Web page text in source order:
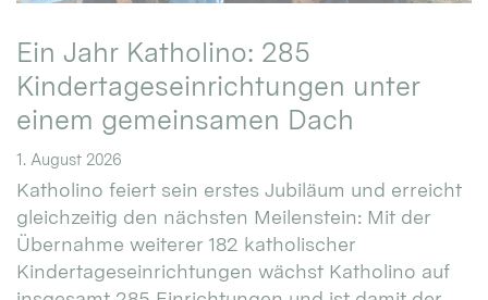
Ein Jahr Katholino: 285
Kindertageseinrichtungen unter
einem gemeinsamen Dach
1. August 2026
Katholino feiert sein erstes Jubiläum und erreicht
gleichzeitig den nächsten Meilenstein: Mit der
Übernahme weiterer 182 katholischer
Kindertageseinrichtungen wächst Katholino auf